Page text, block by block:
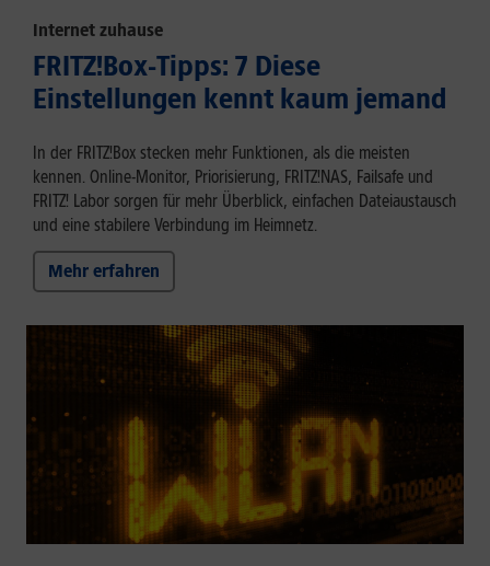
Internet zuhause
FRITZ!Box-Tipps: 7 Diese
Einstellungen kennt kaum jemand
In der FRITZ!Box stecken mehr Funktionen, als die meisten
kennen. Online-Monitor, Priorisierung, FRITZ!NAS, Failsafe und
FRITZ! Labor sorgen für mehr Überblick, einfachen Dateiaustausch
und eine stabilere Verbindung im Heimnetz.
Mehr erfahren